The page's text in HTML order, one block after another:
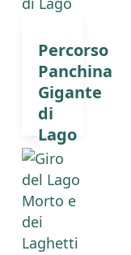
Percorso
Panchina
Gigante
di
Lago